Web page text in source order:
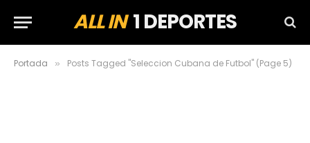
ALL IN1 DEPORTES
Portada » Posts Tagged "Seleccion Cubana de Futbol" (Page 5)